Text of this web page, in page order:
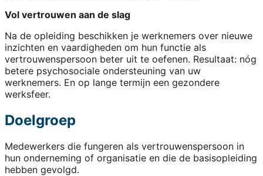
Vol vertrouwen aan de slag
Na de opleiding beschikken je werknemers over nieuwe
inzichten en vaardigheden om hun functie als
vertrouwenspersoon beter uit te oefenen. Resultaat: nóg
betere psychosociale ondersteuning van uw
werknemers. En op lange termijn een gezondere
werksfeer.
Doelgroep
Medewerkers die fungeren als vertrouwenspersoon in
hun onderneming of organisatie en die de basisopleiding
hebben gevolgd.